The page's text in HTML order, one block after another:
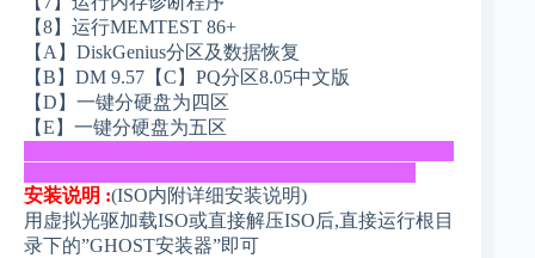
【8】运行MEMTEST 86+
【A】DiskGenius分区及数据恢复
【B】DM 9.57【C】PQ分区8.05中文版
【D】一键分硬盘为四区
【E】一键分硬盘为五区
安装说明 :(ISO内附详细安装说明)
用虚拟光驱加载ISO或直接解压ISO后,直接运行根目
录下的”GHOST安装器”即可